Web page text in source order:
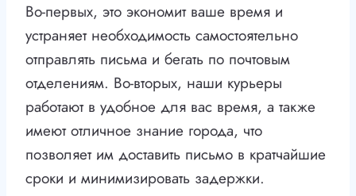
Во-первых, это экономит ваше время и
устраняет необходимость самостоятельно
отправлять письма и бегать по почтовым
отделениям. Во-вторых, наши курьеры
работают в удобное для вас время, а также
имеют отличное знание города, что
позволяет им доставить письмо в кратчайшие
сроки и минимизировать задержки.